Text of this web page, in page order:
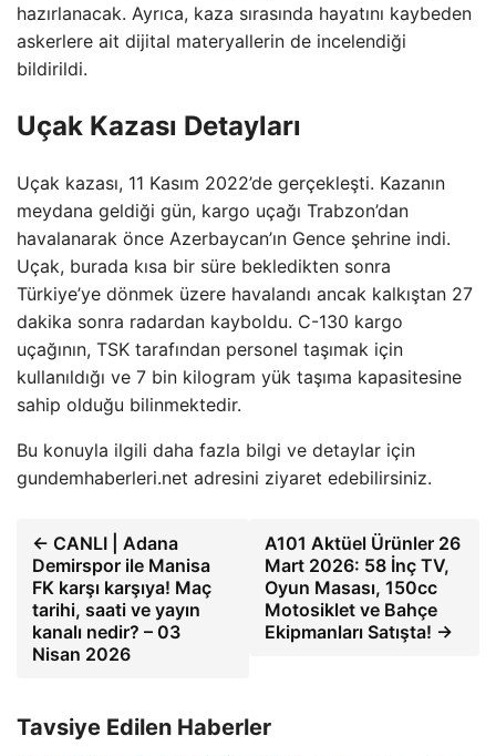
hazırlanacak. Ayrıca, kaza sırasında hayatını kaybeden
askerlere ait dijital materyallerin de incelendiği
bildirildi.
Uçak Kazası Detayları
Uçak kazası, 11 Kasım 2022’de gerçekleşti. Kazanın
meydana geldiği gün, kargo uçağı Trabzon’dan
havalanarak önce Azerbaycan’ın Gence şehrine indi.
Uçak, burada kısa bir süre bekledikten sonra
Türkiye’ye dönmek üzere havalandı ancak kalkıştan 27
dakika sonra radardan kayboldu. C-130 kargo
uçağının, TSK tarafından personel taşımak için
kullanıldığı ve 7 bin kilogram yük taşıma kapasitesine
sahip olduğu bilinmektedir.
Bu konuyla ilgili daha fazla bilgi ve detaylar için
gundemhaberleri.net adresini ziyaret edebilirsiniz.
← CANLI | Adana
Demirspor ile Manisa
FK karşı karşıya! Maç
tarihi, saati ve yayın
kanalı nedir? – 03
Nisan 2026
A101 Aktüel Ürünler 26
Mart 2026: 58 İnç TV,
Oyun Masası, 150cc
Motosiklet ve Bahçe
Ekipmanları Satışta! →
Tavsiye Edilen Haberler